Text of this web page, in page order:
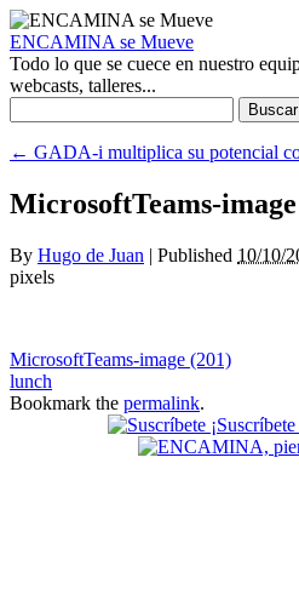
ENCAMINA se Mueve
Todo lo que se cuece en nuestro
webcasts, talleres...
← GADA-i multiplica su potencial
MicrosoftTeams-
By Hugo de Juan | Published 10/10/
pixels
MicrosoftTeams-image (201)
lunch
Bookmark the permalink.